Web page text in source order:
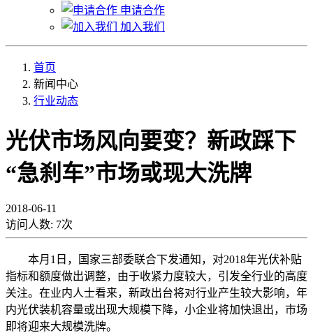
申请合作
加入我们
首页
新闻中心
行业动态
光伏市场风向要变？新政踩下
“急刹车”市场或现大洗牌
2018-06-11
访问人数: 7次
本月1日，国家三部委联合下发通知，对2018年光伏补贴
指标和额度做出调整，由于收紧力度较大，引发全行业的高度
关注。在业内人士看来，新政出台将对行业产生较大影响，年
内光伏装机容量或出现大规模下降，小企业将加快退出，市场
即将迎来大规模洗牌。